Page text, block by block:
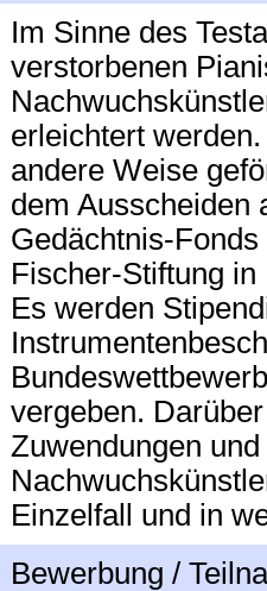
Im Sinne des
verstorbenen
erleichtert
andere Weise
dem Ausscheiden
Gedächtnis-
Fischer-Stiftung
Es werden
vergeben.
Zuwendungen
Einzelfall und in
Bewerbung /